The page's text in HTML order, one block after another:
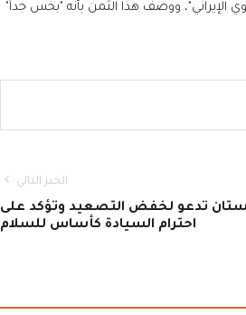
الإيراني"، ووصف هذا الثمن بأنه "بخس جداً"
الخبر التالي
تدعو لخفض التصعيد وتؤكد على
احترام السيادة كأساس للسلام